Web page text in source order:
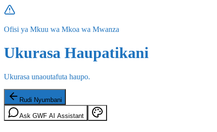
Ofisi ya Mkuu wa Mkoa wa Mwanza
Ukurasa Haupatikani
Ukurasa unaoutafuta haupo.
Rudi Nyumbani
Ask GWF AI Assistant